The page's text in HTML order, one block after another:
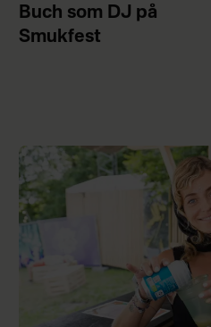
Buch som DJ på
Smukfest